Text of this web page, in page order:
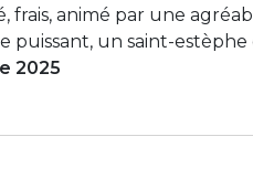
frais, animé par une
puissant, un saint-
2025